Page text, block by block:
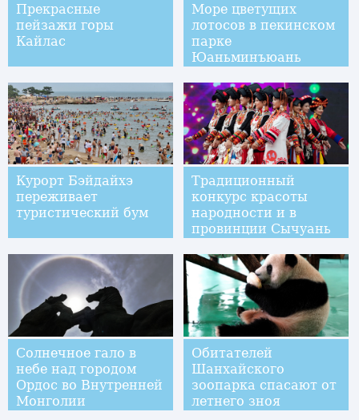
Прекрасные
пейзажи горы
Кайлас
Море цветущих
лотосов в пекинском
парке
Юаньминъюань
Курорт Бэйдайхэ
переживает
туристический бум
Традиционный
конкурс красоты
народности и в
провинции Сычуань
Солнечное гало в
небе над городом
Ордос во Внутренней
Монголии
Обитателей
Шанхайского
зоопарка спасают от
летнего зноя